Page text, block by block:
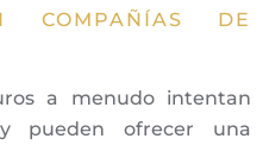
COMPAÑÍAS DE
a menudo intentan
pueden ofrecer una